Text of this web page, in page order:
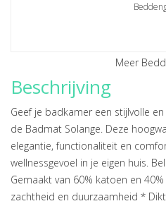
Meer
Beschrijving
Geef je badkamer een stijlvolle
de Badmat Solange. Deze
elegantie, functionaliteit en
wellnessgevoel in je eigen huis.
Gemaakt van 60% katoen en
zachtheid en duurzaamheid *